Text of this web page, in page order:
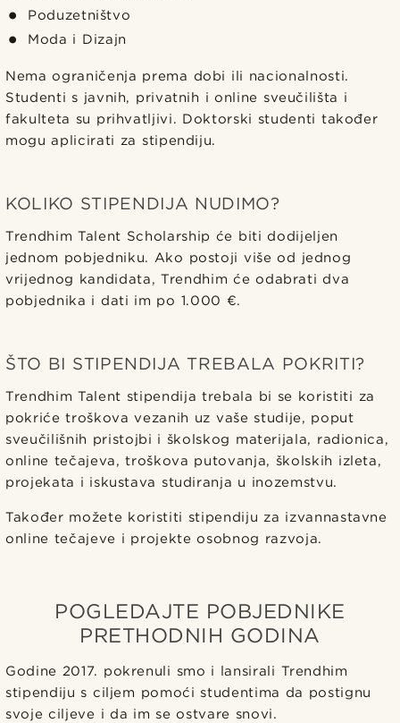
Poduzetništvo
Moda i Dizajn
Nema ograničenja prema dobi ili nacionalnosti.
Studenti s javnih, privatnih i online sveučilišta i
fakulteta su prihvatljivi. Doktorski studenti također
mogu aplicirati za stipendiju.
KOLIKO STIPENDIJA NUDIMO?
Trendhim Talent Scholarship će biti dodijeljen
jednom pobjedniku. Ako postoji više od jednog
vrijednog kandidata, Trendhim će odabrati dva
pobjednika i dati im po 1.000 €.
ŠTO BI STIPENDIJA TREBALA POKRITI?
Trendhim Talent stipendija trebala bi se koristiti za
pokriće troškova vezanih uz vaše studije, poput
sveučilišnih pristojbi i školskog materijala, radionica,
online tečajeva, troškova putovanja, školskih izleta,
projekata i iskustava studiranja u inozemstvu.
Također možete koristiti stipendiju za izvannastavne
online tečajeve i projekte osobnog razvoja.
POGLEDAJTE POBJEDNIKE
PRETHODNIH GODINA
Godine 2017. pokrenuli smo i lansirali Trendhim
stipendiju s ciljem pomoći studentima da postignu
svoje ciljeve i da im se ostvare snovi.